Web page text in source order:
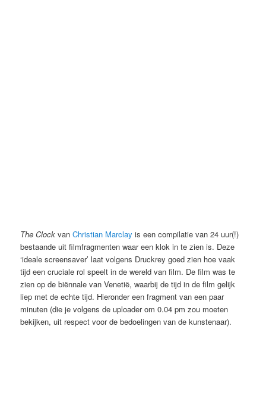
The Clock vanChristian Marclay is een compilatie van 24 uur(!)
bestaande uit filmfragmenten waar een klok in te zien is. Deze
‘ideale screensaver’ laat volgens Druckrey goed zien hoe vaak
tijd een cruciale rol speelt in de wereld van film. De film was te
zien op de biënnale van Venetië, waarbij de tijd in de film gelijk
liep met de echte tijd. Hieronder een fragment van een paar
minuten (die je volgens de uploader om 0.04 pm zou moeten
bekijken, uit respect voor de bedoelingen van de kunstenaar).